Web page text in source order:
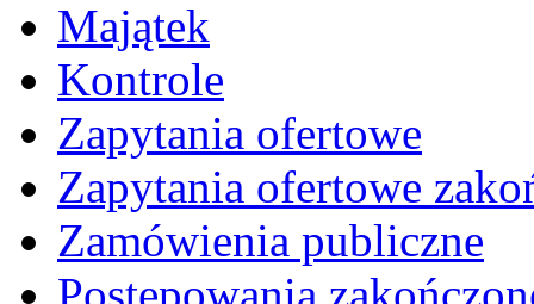
Majątek
Kontrole
Zapytania ofertowe
Zapytania ofertowe
Zamówienia publiczne